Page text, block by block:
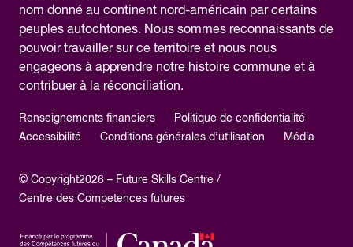
nom donné au continent nord-américain par certains
peuples autochtones. Nous sommes reconnaissants de
pouvoir travailler sur ce territoire et nous nous
engageons à apprendre notre histoire commune et à
contribuer à la réconciliation.
Renseignements financiers
Politique de confidentialité
Accessibilité
Conditions générales d’utilisation Média
© Copyright2026 – Future Skills Centre /
Centre des Competences futures